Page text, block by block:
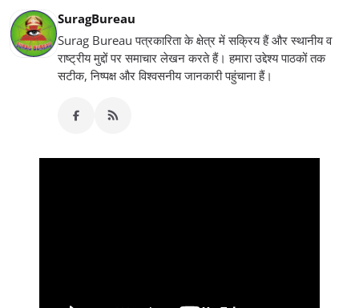
SuragBureau
Surag Bureau पत्रकारिता के क्षेत्र में सक्रिय हैं और स्थानीय व
राष्ट्रीय मुद्दों पर समाचार लेखन करते हैं। हमारा उद्देश्य पाठकों तक
सटीक, निष्पक्ष और विश्वसनीय जानकारी पहुंचाना हैं।